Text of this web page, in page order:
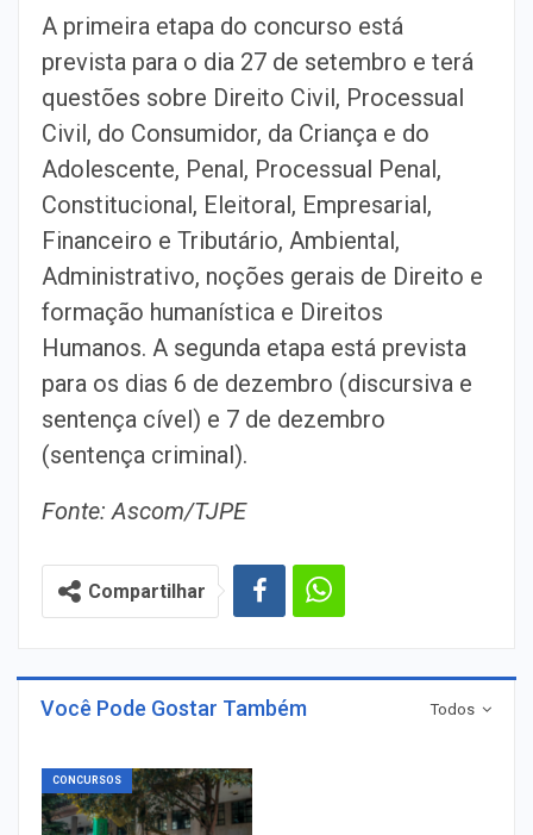
A primeira etapa do concurso está
prevista para o dia 27 de setembro e terá
questões sobre Direito Civil, Processual
Civil, do Consumidor, da Criança e do
Adolescente, Penal, Processual Penal,
Constitucional, Eleitoral, Empresarial,
Financeiro e Tributário, Ambiental,
Administrativo, noções gerais de Direito e
formação humanística e Direitos
Humanos. A segunda etapa está prevista
para os dias 6 de dezembro (discursiva e
sentença cível) e 7 de dezembro
(sentença criminal).
Fonte: Ascom/TJPE
Compartilhar
Todos
Você Pode Gostar Também
CONCURSOS